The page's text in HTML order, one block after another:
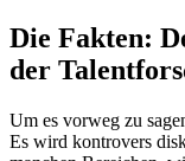
Die Fakten:
der
Um es vorweg zu
Es wird kontrovers